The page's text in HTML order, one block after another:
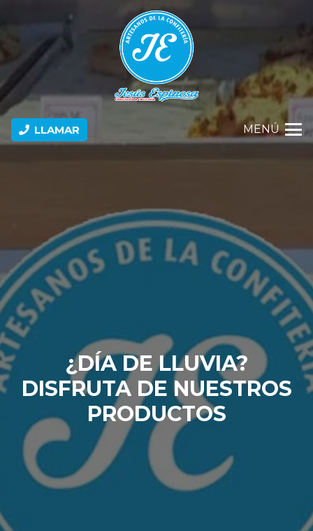
LLAMAR MENÚ
¿DÍA DE LLUVIA?
DISFRUTA DE NUESTROS
PRODUCTOS